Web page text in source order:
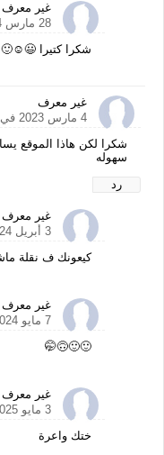
غير معرف
28 مارس 2024 في 8:38 م
شكرا كتيرا
غير معرف
4 مارس 2023 في 9:37 م
شكرا لكن هاذا الموقع
سهوله
رد
غير معرف
3 أبريل 2024 في 5:25 م
كيعونك ف نقلة
غير معرف
7 مايو 2024 في 11:19 م
🙂🙂🙃🤭
غير معرف
3 مايو 2025 في 4:20 م
ختك واعرة